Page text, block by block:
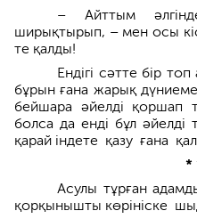
– Айттым
ширықтырып, – мен осы
те қалды!
Ендігі сәтте бір
бұрын ғана жарық
бейшара әйелді қоршап
болса да енді бұл әйел­ді
қарай індете қазу ғана
*
Асулы тұрған
қорқынышты көрі­ніске